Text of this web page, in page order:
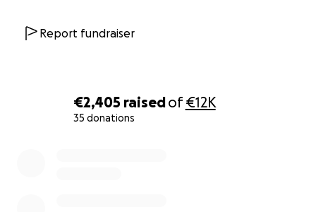
€2,405 raisedof€12K
35 donations
Report fundraiser